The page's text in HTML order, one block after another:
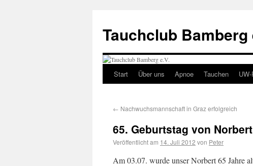
Tauchclub Bamberg
Start Über uns Apnoe Tauchen
← Nachwuchsmannschaft in Graz erfolgreich
65. Geburtstag von
Veröffentlicht am 14. Juli 2012 von Peter
Am 03.07. wurde unser Norbert 65 Jahre